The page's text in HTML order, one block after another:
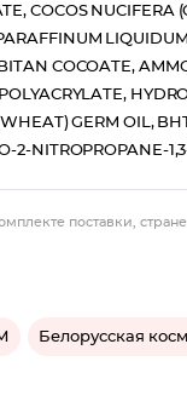
COCOS NUCIFERA
COCOATE,
GERM OIL,
2-NITROPROPANE-
поставки,
Белорусская